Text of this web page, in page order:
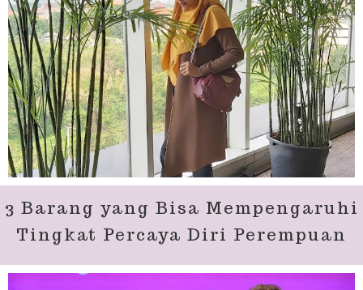
3 Barang yang Bisa Mempengaruhi
Tingkat Percaya Diri Perempuan